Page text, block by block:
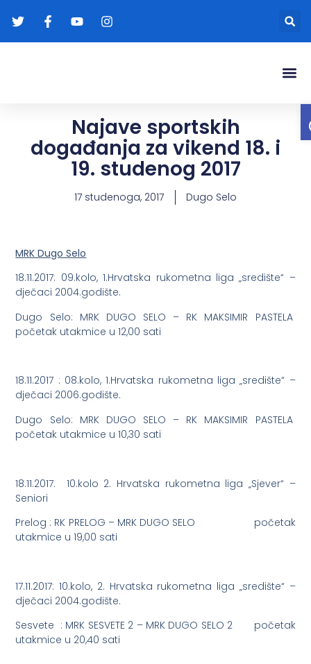
Najave sportskih
događanja za vikend 18. i
19. studenog 2017
17 studenoga, 2017 Dugo Selo
MRK Dugo Selo
18.11.2017: 09.kolo, 1.Hrvatska rukometna liga „središte“ –
dječaci 2004.godište.
Dugo Selo: MRK DUGO SELO – RK MAKSIMIR PASTELA
početak utakmice u 12,00 sati
18.11.2017 : 08.kolo, 1.Hrvatska rukometna liga „središte“ –
dječaci 2006.godište.
Dugo Selo: MRK DUGO SELO – RK MAKSIMIR PASTELA
početak utakmice u 10,30 sati
18.11.2017. 10.kolo 2. Hrvatska rukometna liga „Sjever“ –
Seniori
Prelog : RK PRELOG – MRK DUGO SELO početak
utakmice u 19,00 sati
17.11.2017: 10.kolo, 2. Hrvatska rukometna liga „središte“ –
dječaci 2004.godište.
Sesvete : MRK SESVETE 2 – MRK DUGO SELO 2 početak
utakmice u 20,40 sati